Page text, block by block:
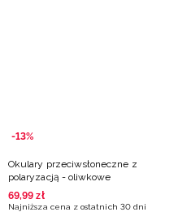
-13%
Okulary przeciwsłoneczne z
polaryzacją - oliwkowe
69,99 zł
Najniższa cena z ostatnich 30 dni